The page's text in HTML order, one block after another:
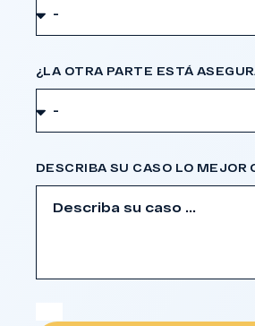
¿LA OTRA PARTE ESTÁ
DESCRIBA SU CASO LO MEJOR